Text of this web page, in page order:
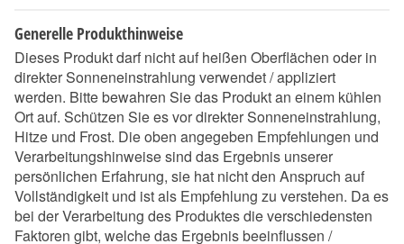
Generelle Produkthinweise
Dieses Produkt darf nicht auf heißen Oberflächen oder in
direkter Sonneneinstrahlung verwendet / appliziert
werden. Bitte bewahren Sie das Produkt an einem kühlen
Ort auf. Schützen Sie es vor direkter Sonneneinstrahlung,
Hitze und Frost. Die oben angegeben Empfehlungen und
Verarbeitungshinweise sind das Ergebnis unserer
persönlichen Erfahrung, sie hat nicht den Anspruch auf
Vollständigkeit und ist als Empfehlung zu verstehen. Da es
bei der Verarbeitung des Produktes die verschiedensten
Faktoren gibt, welche das Ergebnis beeinflussen /